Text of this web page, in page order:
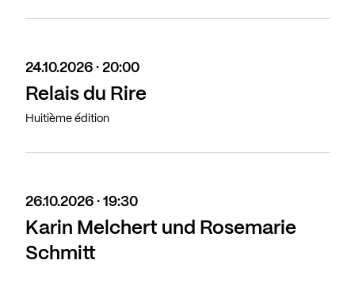
24.10.2026 · 20:00
Relais du Rire
Huitième édition
26.10.2026 · 19:30
Karin Melchert und Rosemarie
Schmitt